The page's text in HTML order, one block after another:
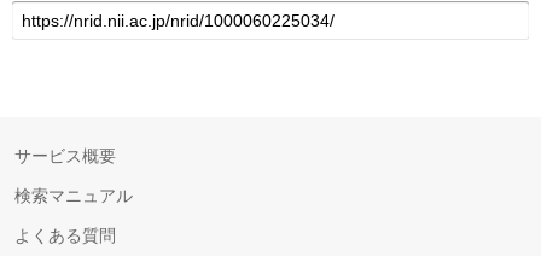
サービス概要
検索マニュアル
よくある質問